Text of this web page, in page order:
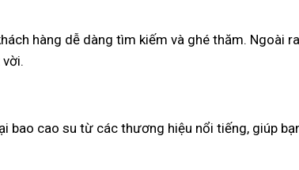
hàng dễ dàng tìm kiếm và ghé thăm. Ngoài
bao cao su từ các thương hiệu nổi tiếng, giúp